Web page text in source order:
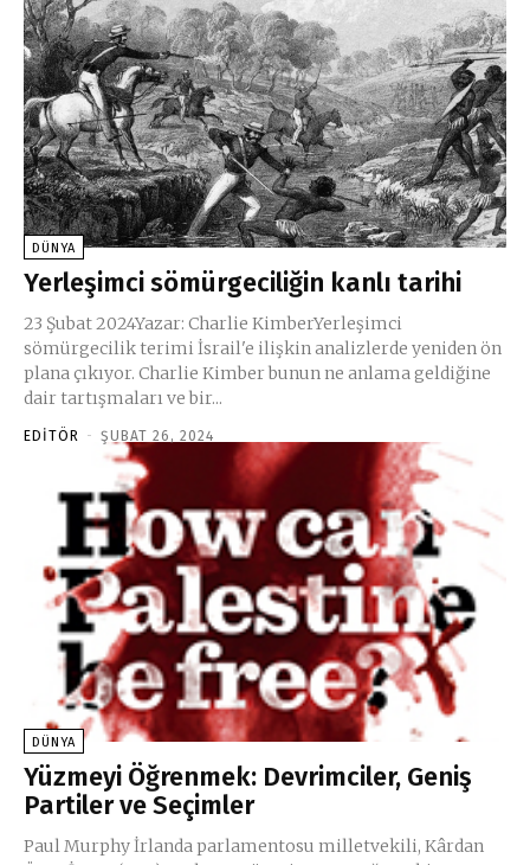
DÜNYA
Yerleşimci sömürgeciliğin kanlı tarihi
23 Şubat 2024Yazar: Charlie KimberYerleşimci
sömürgecilik terimi İsrail'e ilişkin analizlerde yeniden ön
plana çıkıyor. Charlie Kimber bunun ne anlama geldiğine
dair tartışmaları ve bir...
EDITÖR - ŞUBAT 26, 2024
DÜNYA
Yüzmeyi Öğrenmek: Devrimciler, Geniş
Partiler ve Seçimler
Paul Murphy İrlanda parlamentosu milletvekili, Kârdan